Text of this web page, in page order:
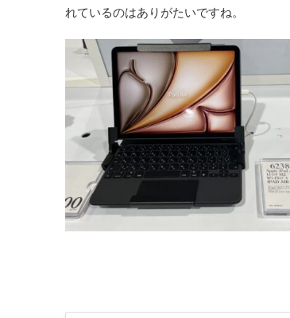
れているのはありがたいですね。